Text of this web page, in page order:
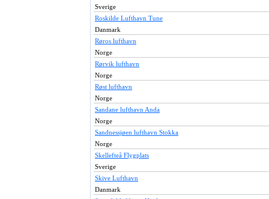
Sverige
Roskilde Lufthavn Tune
Danmark
Røros lufthavn
Norge
Rørvik lufthavn
Norge
Røst lufthavn
Norge
Sandane lufthavn Anda
Norge
Sandnessjøen lufthavn Stokka
Norge
Skellefteå Flygplats
Sverige
Skive Lufthavn
Danmark